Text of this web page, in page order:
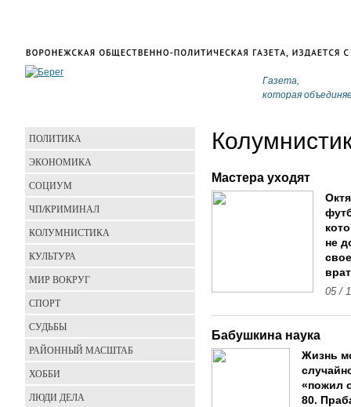
Газета,
которая
Мастера уходят
не
05 /
Бабушкина наука
Жизнь
«пожил
80.
ПОЛИТИКА
ЭКОНОМИКА
СОЦИУМ
ЧП/КРИМИНАЛ
КОЛУМНИСТИКА
КУЛЬТУРА
МИР ВОКРУГ
СПОРТ
СУДЬБЫ
РАЙОННЫЙ МАСШТАБ
ХОББИ
ЛЮДИ ДЕЛА